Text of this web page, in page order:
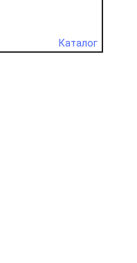
Каталог